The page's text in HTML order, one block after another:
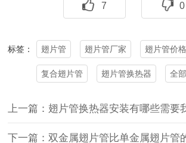
7 0
标签： 翅片管 翅片管厂家 翅片管价格
复合翅片管 翅片管换热器 全部
上一篇：翅片管换热器安装有哪些需要
下一篇：双金属翅片管比单金属翅片管